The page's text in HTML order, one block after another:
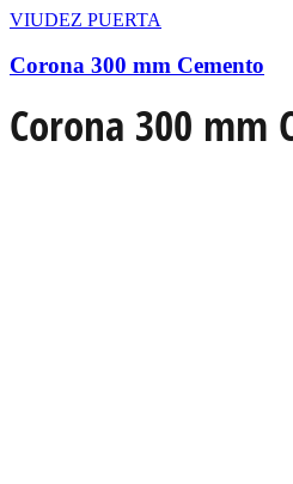
VIUDEZ PUERTA
Corona 300 mm Cemento
Corona 300 mm